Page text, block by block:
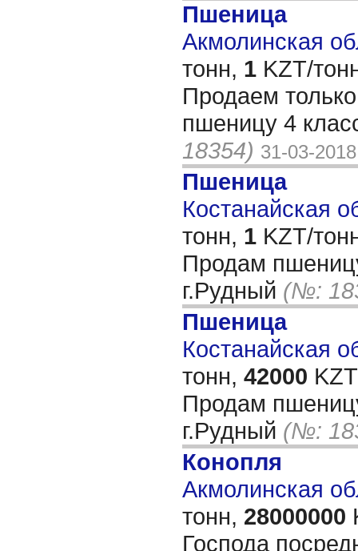
Пшеница
Акмолинская
тонн, 1 KZT/
Продаем
пшеницу 4
18354) 31-03-2018
Пшеница
Костанайская
тонн, 1 KZT/
Продам
г.Рудный (№:
Пшеница
Костанайская
тонн, 42000
Продам
г.Рудный (№:
Конопля
Акмолинская
тонн, 28000000
Господа